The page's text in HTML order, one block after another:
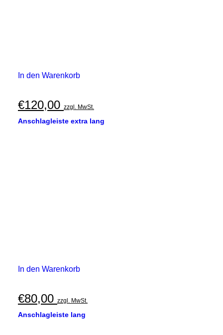
In den Warenkorb
€120,00 zzgl. MwSt.
Anschlagleiste extra lang
In den Warenkorb
€80,00 zzgl. MwSt.
Anschlagleiste lang